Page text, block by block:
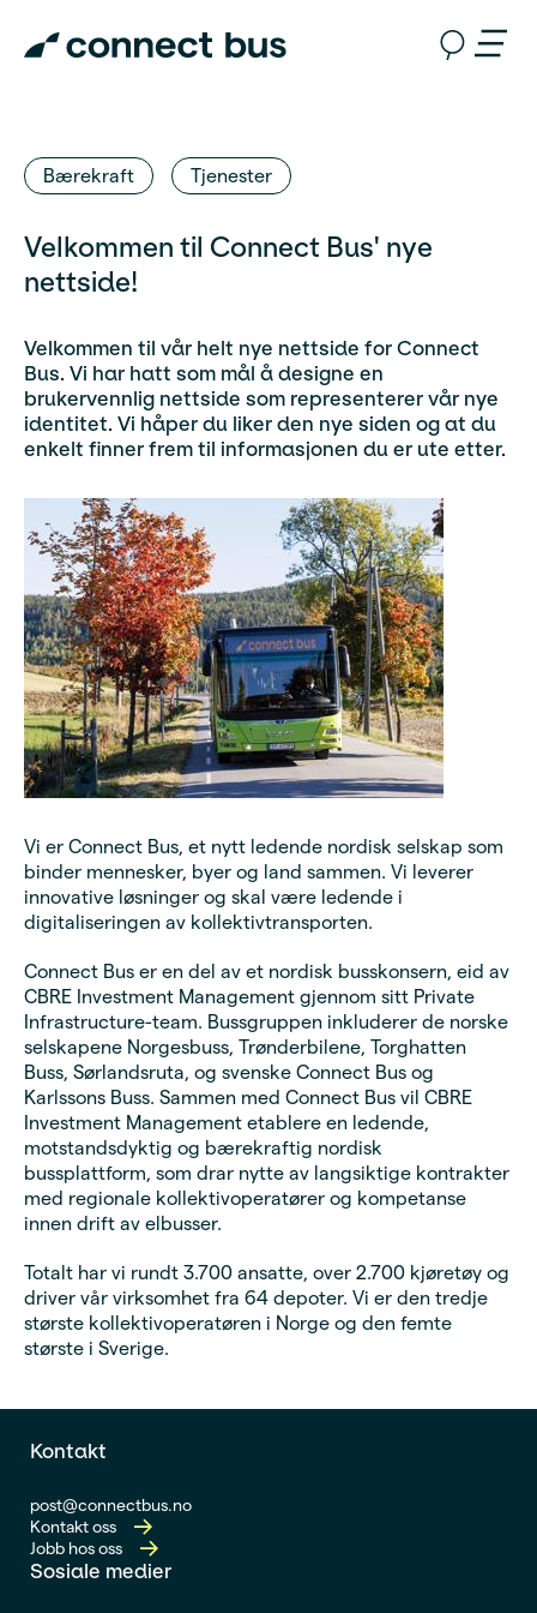
Bærekraft Tjenester
Velkommen til Connect Bus' nye
nettside!
Velkommen til vår helt nye nettside for Connect
Bus. Vi har hatt som mål å designe en
brukervennlig nettside som representerer vår nye
identitet. Vi håper du liker den nye siden og at du
enkelt finner frem til informasjonen du er ute etter.
Vi er Connect Bus, et nytt ledende nordisk selskap som
binder mennesker, byer og land sammen. Vi leverer
innovative løsninger og skal være ledende i
digitaliseringen av kollektivtransporten.
Connect Bus er en del av et nordisk busskonsern, eid av
CBRE Investment Management gjennom sitt Private
Infrastructure-team. Bussgruppen inkluderer de norske
selskapene Norgesbuss, Trønderbilene, Torghatten
Buss, Sørlandsruta, og svenske Connect Bus og
Karlssons Buss. Sammen med Connect Bus vil CBRE
Investment Management etablere en ledende,
motstandsdyktig og bærekraftig nordisk
bussplattform, som drar nytte av langsiktige kontrakter
med regionale kollektivoperatører og kompetanse
innen drift av elbusser.
Totalt har vi rundt 3.700 ansatte, over 2.700 kjøretøy og
driver vår virksomhet fra 64 depoter. Vi er den tredje
største kollektivoperatøren i Norge og den femte
største i Sverige.
Kontakt
post@connectbus.no
Kontakt oss
Jobb hos oss
Sosiale medier